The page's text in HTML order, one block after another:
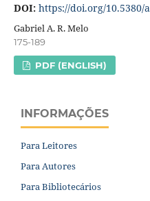
DOI: https://doi.org/10.5380/
Gabriel A. R. Melo
175-189
PDF (ENGLISH)
INFORMAÇÕES
Para Leitores
Para Autores
Para Bibliotecários